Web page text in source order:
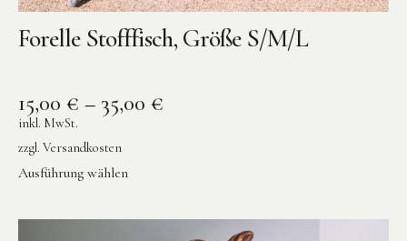
Forelle Stofffisch, Größe S/M/L
15,00 € – 35,00 €
inkl. MwSt.
zzgl. Versandkosten
Ausführung wählen